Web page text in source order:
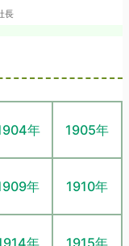
長
年 1905年
年 1910年
年 1915年